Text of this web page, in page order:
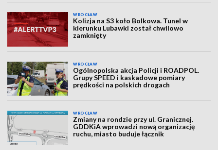
WROCŁAW
Kolizja na S3 koło Bolkowa. Tunel w
kierunku Lubawki został chwilowo
zamknięty
WROCŁAW
Ogólnopolska akcja Policji i ROADPOL.
Grupy SPEED i kaskadowe pomiary
prędkości na polskich drogach
WROCŁAW
Zmiany na rondzie przy ul. Granicznej.
GDDKiA wprowadzi nową organizację
ruchu, miasto buduje łącznik